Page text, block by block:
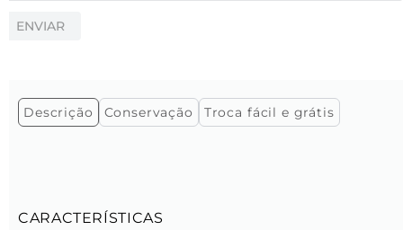
ENVIAR
Descrição Conservação Troca fácil e grátis
CARACTERÍSTICAS